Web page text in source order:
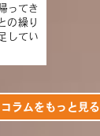
ってき
の繰り
してい
コラムをもっと見る